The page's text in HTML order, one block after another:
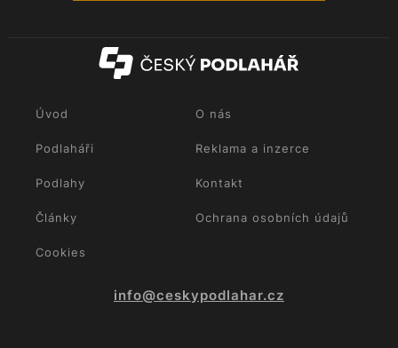
Úvod O nás
Podlaháři Reklama a inzerce
Podlahy Kontakt
Články Ochrana osobních údajů
Cookies
info@ceskypodlahar.cz